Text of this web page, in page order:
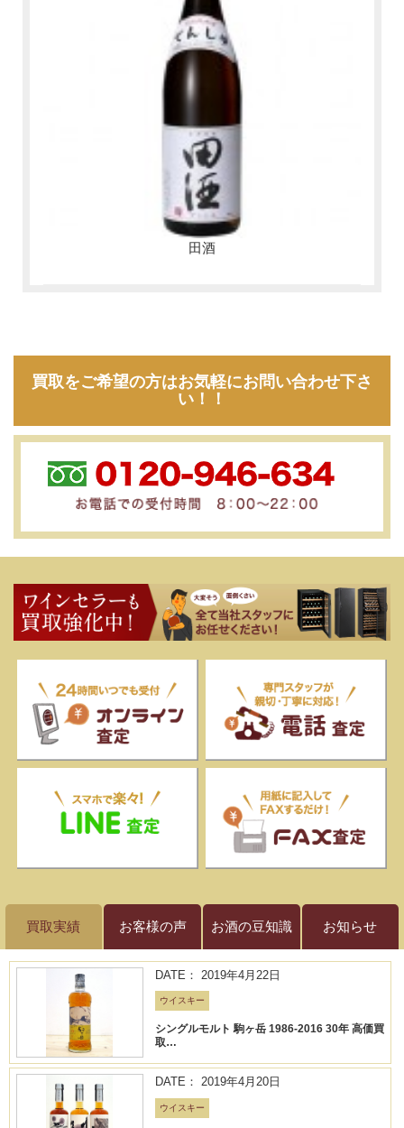
田酒
買取をご希望の方はお気軽にお問い合わせ下さ
い！！
買取実績 お客様の声 お酒の豆知識 お知らせ
DATE： 2019年4月22日
ウイスキー
シングルモルト 駒ヶ岳 1986-2016 30年 高価買
取…
DATE： 2019年4月20日
ウイスキー